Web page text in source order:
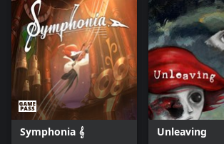
Symphonia 𝄞 Unleaving